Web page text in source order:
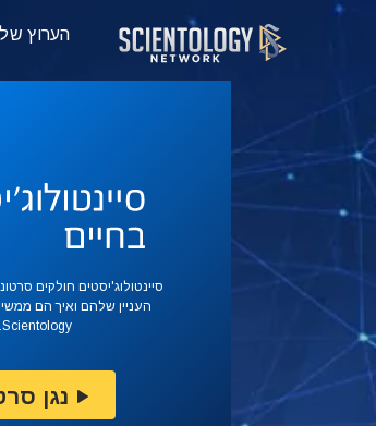
הערוץ
סיינטולוג'יסטים חולקים
העניין שלהם ואיך הם
Scientology.
נגן